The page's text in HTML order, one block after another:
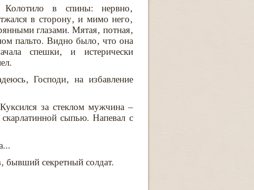
в спины: нервно‚
в сторону‚ и мимо него‚
глазами. Мятая‚ потная‚
пальто. Видно было‚ что она
спешки‚ и истерически
Господи‚ на избавление
за стеклом мужчина –
сыпью. Напевал с
бывший секретный солдат.